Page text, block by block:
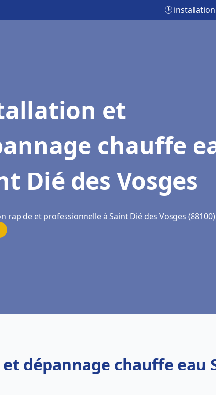
🕒
et
chauffe
Dié des Vosges
rapide et professionnelle à Saint Dié des Vosges (88100)
dépannage chauffe eau